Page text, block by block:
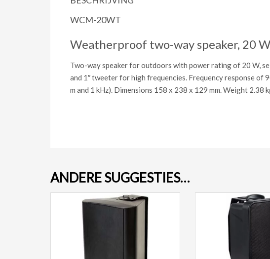
WCM-20WT
Weatherproof two-way speaker, 20
Two-way speaker for outdoors with power rating of 20 W,
and 1″ tweeter for high frequencies. Frequency response of
m and 1 kHz). Dimensions 158 x 238 x 129 mm. Weight
ANDERE SUGGESTIES…